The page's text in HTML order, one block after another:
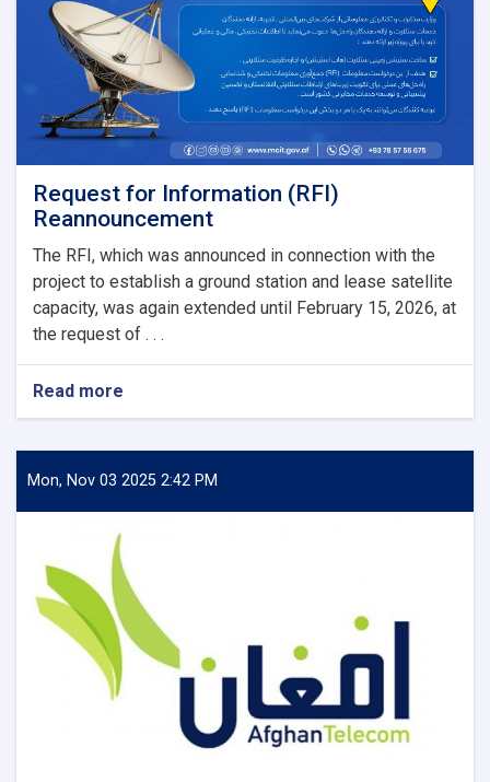
&
4G)
for
Salaam
Network
Request for Information (RFI)
Reannouncement
The RFI, which was announced in connection with the
project to establish a ground station and lease satellite
capacity, was again extended until February 15, 2026, at
the request of . . .
Read more
Request
Information
(RFI)
Mon, Nov 03 2025 2:42 PM